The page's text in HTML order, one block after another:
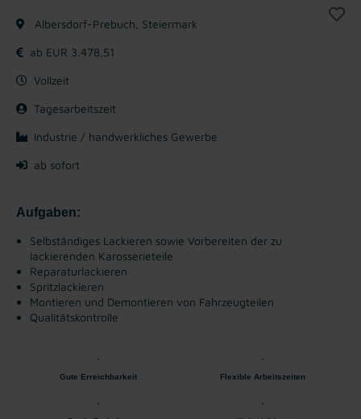
Albersdorf-Prebuch, Steiermark
ab EUR 3.478,51
Vollzeit
Tagesarbeitszeit
Industrie / handwerkliches Gewerbe
ab sofort
Aufgaben:
Selbständiges Lackieren sowie Vorbereiten der zu
lackierenden Karosserieteile
Reparaturlackieren
Spritzlackieren
Montieren und Demontieren von Fahrzeugteilen
Qualitätskontrolle
Gute Erreichbarkeit Flexible Arbeitszeiten